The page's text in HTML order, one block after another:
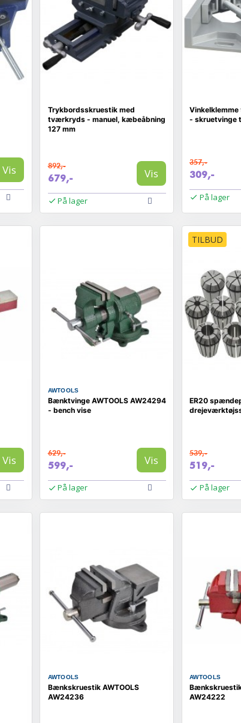
Vis
Trykbordsskruestik med
tværkryds - manuel, kæbeåbning
127 mm
892,-
679,- Vis
På lager
Vinkelklemme
- skruetvinge
357,-
309,-
På lager
Vis
AWTOOLS
Bænktvinge AWTOOLS AW24294
- bench vise
629,-
599,- Vis
På lager
TILBUD
ER20
539,-
519,-
På lager
AWTOOLS
Bænkskruestik AWTOOLS
AW24236
AWTOOLS
Bænkskruestik
AW24222